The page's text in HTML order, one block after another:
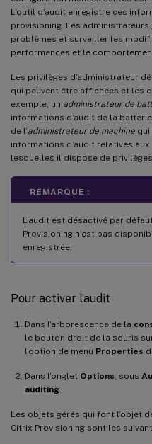
L’outil d’audit enregistre ces
provisioning. Les
problèmes et surveiller les
performances et le
Les privilèges d’administrateur
qui peuvent être affichées et les
exemple, un administrateur de
informations d’audit de la
de l’administrateur de machine qui
informations d’audit relatives
lesquelles il dispose de privilèges.
REMARQUE :
L’audit est désactivé par
Provisioning n’est pas
enregistrée.
Pour activer l’audit
Dans l’arborescence de la
le bouton droit de la souris
l’option de menu Properties
Dans l’onglet Options , sous
auditing
Les objets gérés qui font l’objet
Citrix Provisioning sont les